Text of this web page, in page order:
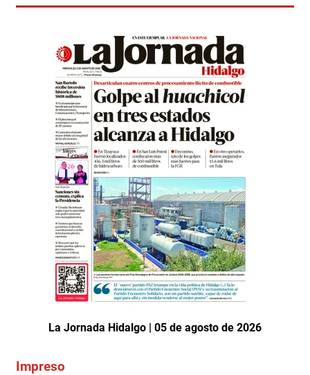
La Jornada Hidalgo | 05 de agosto de 2026
Impreso